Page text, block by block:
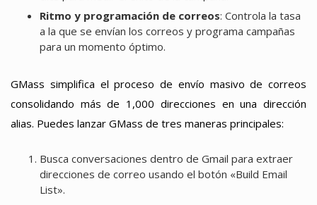
Ritmo y programación de correos: Controla la tasa
a la que se envían los correos y programa campañas
para un momento óptimo.
GMass simplifica el proceso de envío masivo de correos
consolidando más de 1,000 direcciones en una dirección
alias. Puedes lanzar GMass de tres maneras principales:
Busca conversaciones dentro de Gmail para extraer
direcciones de correo usando el botón «Build Email
List».